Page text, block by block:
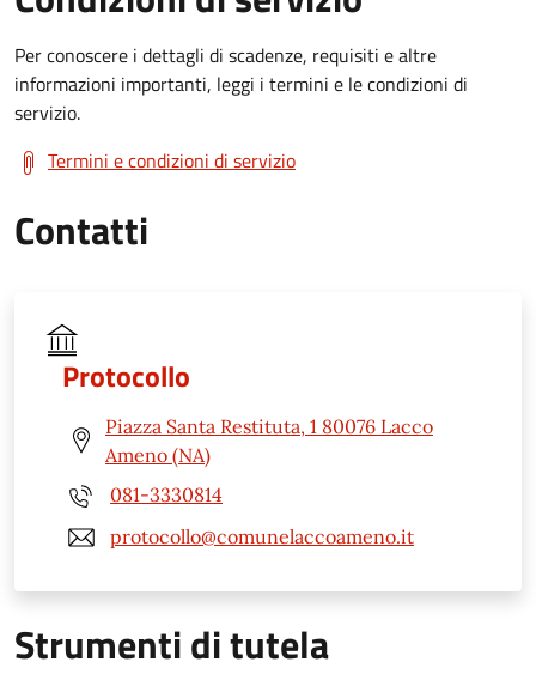
Per conoscere i dettagli di scadenze, requisiti e altre
informazioni importanti, leggi i termini e le condizioni di
servizio.
Termini e condizioni di servizio
Contatti
Protocollo
Piazza Santa Restituta, 1 80076 Lacco
Ameno (NA)
081-3330814
protocollo@comunelaccoameno.it
Strumenti di tutela